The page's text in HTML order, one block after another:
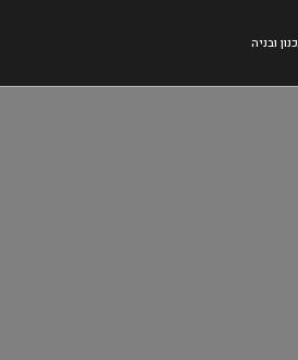
ובניה